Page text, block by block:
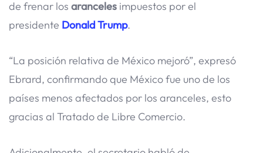
de frenar los aranceles impuestos por el
presidente Donald Trump.
“La posición relativa de México mejoró”, expresó
Ebrard, confirmando que México fue uno de los
países menos afectados por los aranceles, esto
gracias al Tratado de Libre Comercio.